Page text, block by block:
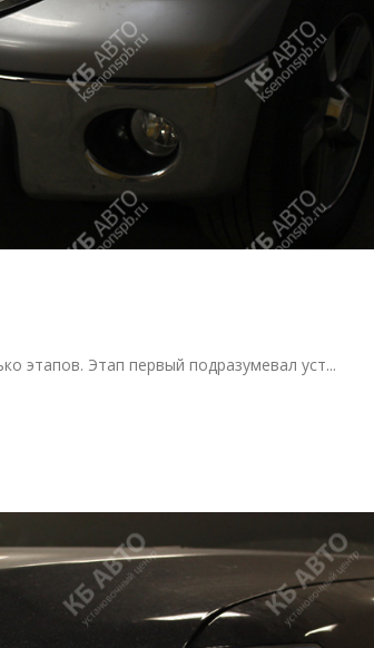
этапов. Этап первый подразумевал уст...